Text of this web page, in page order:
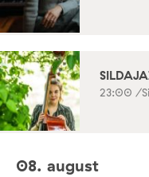
23:00 /
08. august